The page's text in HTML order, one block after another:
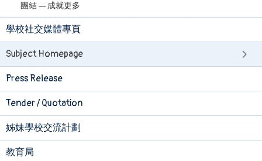
團結 — 成就更多
學校社交媒體專頁
Subject Homepage
Press Release
Tender / Quotation
姊妹學校交流計劃
教育局